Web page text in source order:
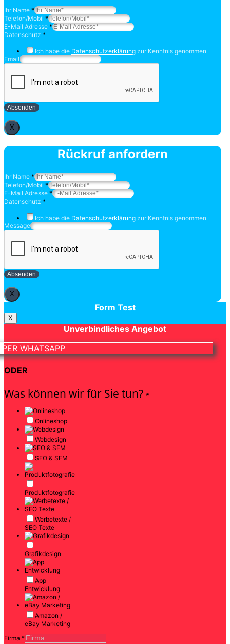
Ihr Name *
Telefon/Mobil *
E-Mail Adresse *
Datenschutz *
Ich habe die Datenschutzerklärung zur Kenntnis genommen
Email
Absenden
X
Rückruf anfordern
Ihr Name *
Telefon/Mobil *
E-Mail Adresse *
Datenschutz *
Ich habe die Datenschutzerklärung zur Kenntnis genommen
Message
Absenden
X
Form Test
X
Unverbindliches Angebot
PER WHATSAPP
ODER
Was können wir für Sie tun? *
Onlineshop
Webdesign
SEO & SEM
Produktfotografie
Werbetexte /
SEO Texte
Grafikdesign
App
Entwicklung
Amazon /
eBay Marketing
Firma *